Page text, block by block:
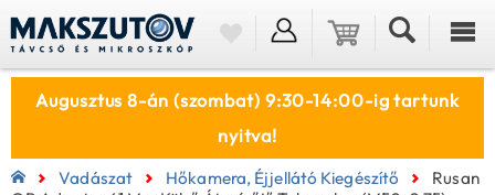
Augusztus 8-án (szombat) 9:30-14:00-ig tartunk
nyitva!
Vadászat Hőkamera, Éjjellátó Kiegészítő
Rusan